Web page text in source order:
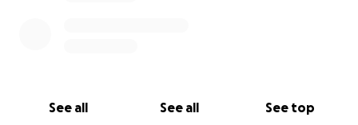
See all See all See top